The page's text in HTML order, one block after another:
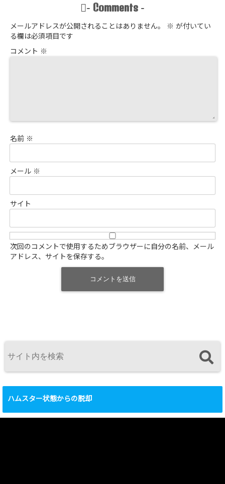
- Comments -
メールアドレスが公開されることはありません。 ※ が付いてい
る欄は必須項目です
コメント ※
名前 ※
メール ※
サイト
次回のコメントで使用するためブラウザーに自分の名前、メール
アドレス、サイトを保存する。
ハムスター状態からの脱却